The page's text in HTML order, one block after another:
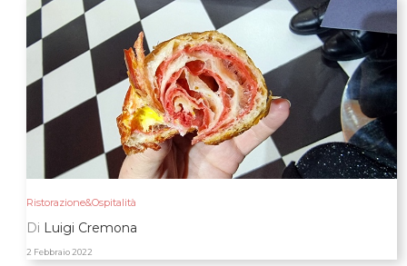
Ristorazione&Ospitalità
Di Luigi Cremona
2 Febbraio 2022